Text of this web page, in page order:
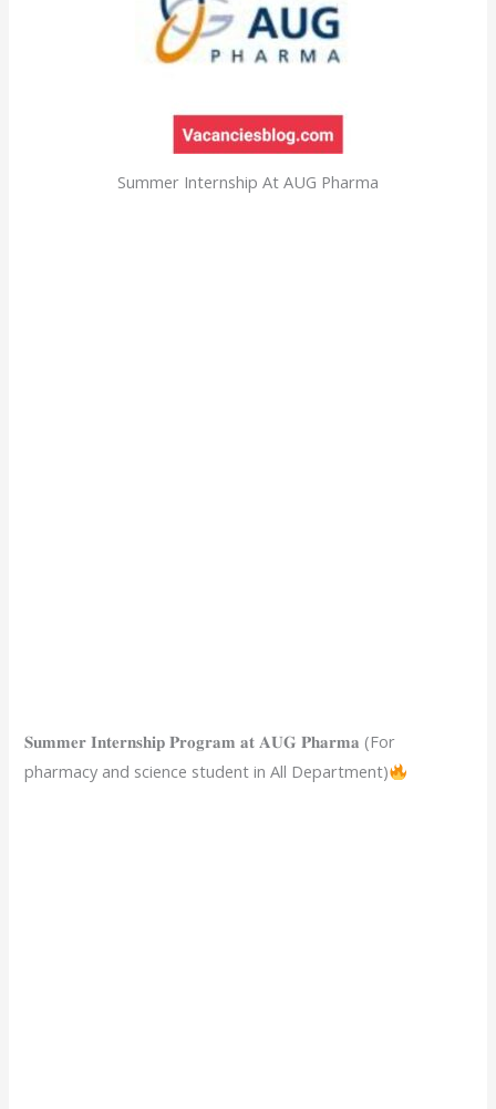
Summer Internship At AUG Pharma
𝐒𝐮𝐦𝐦𝐞𝐫 𝐈𝐧𝐭𝐞𝐫𝐧𝐬𝐡𝐢𝐩 𝐏𝐫𝐨𝐠𝐫𝐚𝐦 𝐚𝐭 𝐀𝐔𝐆 𝐏𝐡𝐚𝐫𝐦𝐚 (For
pharmacy and science student in All Department)